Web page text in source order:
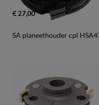
€ 27,00
SA planeethouder cpl